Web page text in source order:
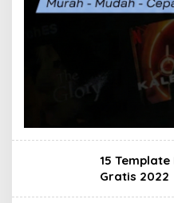
15
Gratis 2022